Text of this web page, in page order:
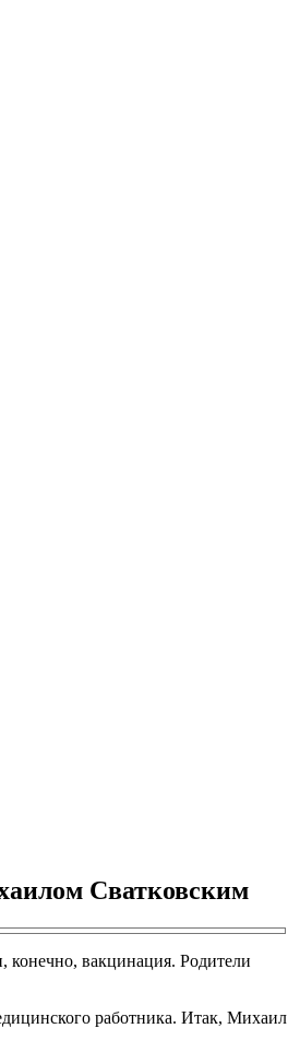
Сватковским
конечно, вакцинация. Родители
работника. Итак, Михаил